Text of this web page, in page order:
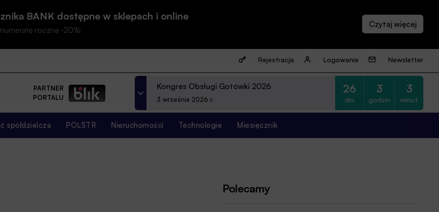
BANK dostępne w sklepach i online
roczną -20%
Rejestracja Logowanie Newsletter
PARTNER
PORTALU
Kongres Obsługi Gotówki 2026
3 września 2026 r.
26
dni
3
godzin
3
minut
spółdzielcza POLSTR Nieruchomości Technologie Miesięcznik
Polecamy